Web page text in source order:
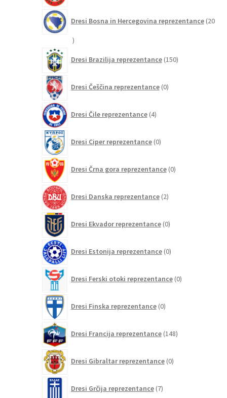
Dresi Bosna in Hercegovina reprezentance 20
20
Dresi Brazilija reprezentance 150izdelkov
Dresi Češčina reprezentance 0izdelkov
Dresi Čile reprezentance 4izdelki
Dresi Ciper reprezentance 0izdelkov
Dresi Črna gora reprezentance 0izdelkov
Dresi Danska reprezentance 2izdelka
Dresi Ekvador reprezentance 0izdelkov
Dresi Estonija reprezentance 0izdelkov
Dresi Ferski otoki reprezentance 0izdelkov
Dresi Finska reprezentance 0izdelkov
Dresi Francija reprezentance 148izdelkov
Dresi Gibraltar reprezentance 0izdelkov
Dresi Grčija reprezentance 7izdelkov